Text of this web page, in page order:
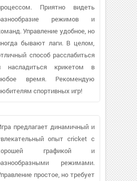
Приятно видеть
режимов и
Управление удобное, но
бывают лаги. В целом,
способ расслабиться
насладиться крикетом в
время. Рекомендую
спортивных игр!
предлагает динамичный и
опыт cricket с
графикой и
режимами.
простое, но требует